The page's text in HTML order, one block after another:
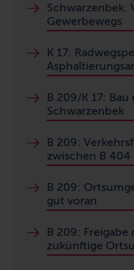
Schwarzenbek:
Gewerbewegs
K 17:
B 209/K 17:
Schwarzenbek
B 209:
zwischen B 404
B 209:
gut voran
B 209:
zukünftige